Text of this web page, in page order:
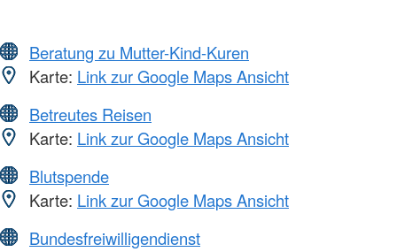
Beratung zu Mutter-Kind-Kuren
Karte: Link zur Google Maps Ansicht
Betreutes Reisen
Karte: Link zur Google Maps Ansicht
Blutspende
Karte: Link zur Google Maps Ansicht
Bundesfreiwilligendienst